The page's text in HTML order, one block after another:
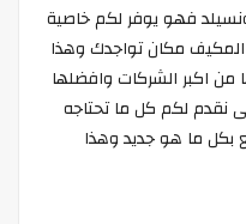
فهو يوفر لكم خاصية
المكيف مكان تواجدك وهذا
اكبر الشركات وافضلها
نقدم لكم كل ما تحتاجه
ما هو جديد وهذا